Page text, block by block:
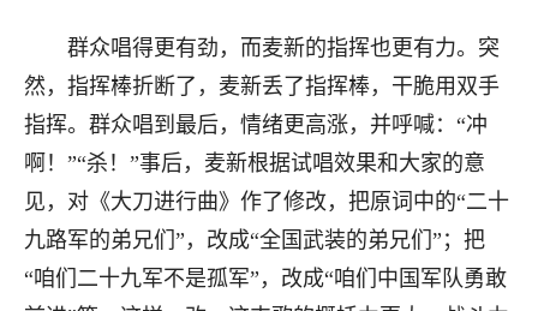
群众唱得更有劲，而麦新的指挥也更有力。突
然，指挥棒折断了，麦新丢了指挥棒，干脆用双手
指挥。群众唱到最后，情绪更高涨，并呼喊：“冲
啊！”“杀！”事后，麦新根据试唱效果和大家的意
见，对《大刀进行曲》作了修改，把原词中的“二十
九路军的弟兄们”，改成“全国武装的弟兄们”；把
“咱们二十九军不是孤军”，改成“咱们中国军队勇敢